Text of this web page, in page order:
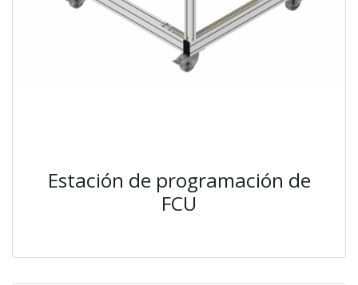
Estación de programación de
FCU